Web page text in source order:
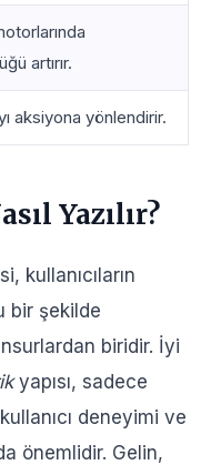
artırır.
aksiyona yönlendirir.
Yazılır?
kullanıcıların
bir şekilde
biridir. İyi
yapısı, sadece
deneyimi ve
önemlidir. Gelin,